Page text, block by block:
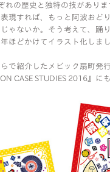
れの歴史と独特の技がありま
現すれば、もっと阿波おど
ゃないか。そう考えて、踊
ほどかけてイラスト化しま
で紹介したメビック扇町発
CASE STUDIES 2016』に